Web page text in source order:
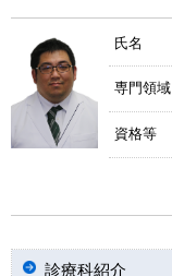
氏名
専門領域
資格等
診療科紹介